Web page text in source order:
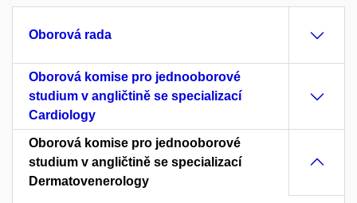
Oborová rada
Oborová komise pro jednooborové
studium v angličtině se specializací
Cardiology
Oborová komise pro jednooborové
studium v angličtině se specializací
Dermatovenerology